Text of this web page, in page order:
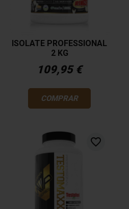
ISOLATE PROFESSIONAL
2 KG
109,95 €
COMPRAR
favorite_border